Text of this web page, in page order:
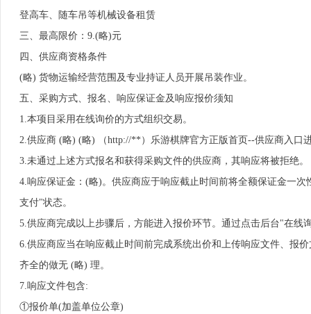
登高车、随车吊等机械设备租赁
三、最高限价：9.(略)元
四、供应商资格条件
(略) 货物运输经营范围及专业持证人员开展吊装作业。
五、采购方式、报名、响应保证金及响应报价须知
1.本项目采用在线询价的方式组织交易。
2.供应商 (略) (略) （http://**）乐游棋牌官方正版首页--供应商入
3.未通过上述方式报名和获得采购文件的供应商，其响应将被拒绝。
4.响应保证金：(略)。供应商应于响应截止时间前将全额保证金一
支付"状态。
5.供应商完成以上步骤后，方能进入报价环节。通过点击后台"在线
6.供应商应当在响应截止时间前完成系统出价和上传响应文件、报
齐全的做无 (略) 理。
7.响应文件包含:
①报价单(加盖单位公章)